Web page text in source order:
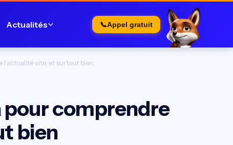
Actualités 📞Appel gratuit
l’actualité vite, et surtout bien
comprendre
bien